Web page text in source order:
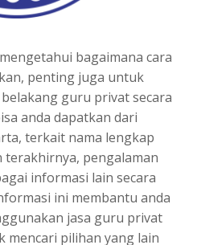
bagaimana cara
penting juga untuk
guru privat secara
anda dapatkan dari
terkait nama lengkap
pengalaman
informasi lain secara
ini membantu anda
jasa guru privat
mencari pilihan yang lain